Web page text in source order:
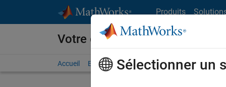
Produits
Votre carrière chez MathWorks
Accueil Explorer nos opportunités Adresses de
Sélectionner un